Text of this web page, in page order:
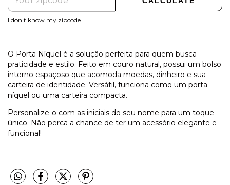
I don't know my zipcode
O Porta Níquel é a solução perfeita para quem busca
praticidade e estilo. Feito em couro natural, possui um bolso
interno espaçoso que acomoda moedas, dinheiro e sua
carteira de identidade. Versátil, funciona como um porta
níquel ou uma carteira compacta.
Personalize-o com as iniciais do seu nome para um toque
único. Não perca a chance de ter um acessório elegante e
funcional!